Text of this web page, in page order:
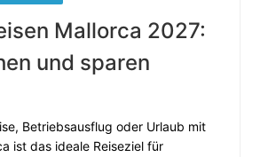
Mallorca 2027:
und sparen
Betriebsausflug oder Urlaub mit
ist das ideale Reiseziel für